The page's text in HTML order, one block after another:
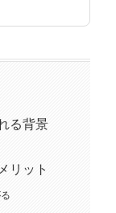
績は2戦0勝2
る背景
リット